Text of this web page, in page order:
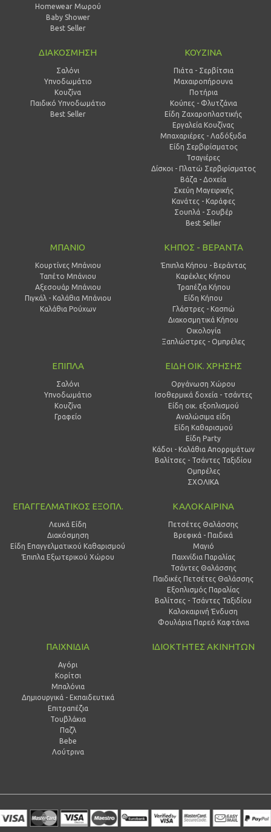
Homewear Μωρού
Baby Shower
Best Seller
ΔΙΑΚΟΣΜΗΣΗ
Σαλόνι
Υπνοδωμάτιο
Κουζίνα
Παιδικό Υπνοδωμάτιο
Best Seller
ΚΟΥΖΙΝΑ
Πιάτα - Σερβίτσια
Μαχαιροπήρουνα
Ποτήρια
Κούπες - Φλυτζάνια
Είδη Ζαχαροπλαστικής
Εργαλεία Κουζίνας
Μπαχαριέρες - Λαδόξυδα
Είδη Σερβιρίσματος
Τσαγιέρες
Δίσκοι - Πλατώ Σερβιρίσματος
Βάζα - Δοχεία
Σκεύη Μαγειρικής
Κανάτες - Καράφες
Σουπλά - Σουβέρ
Best Seller
ΜΠΑΝΙΟ
Κουρτίνες Μπάνιου
Ταπέτο Μπάνιου
Αξεσουάρ Μπάνιου
Πιγκάλ - Καλάθια Μπάνιου
Καλάθια Ρούχων
ΚΗΠΟΣ - ΒΕΡΑΝΤΑ
Έπιπλα Κήπου - Βεράντας
Καρέκλες Κήπου
Τραπέζια Κήπου
Είδη Κήπου
Γλάστρες - Κασπώ
Διακοσμητικά Κήπου
Οικολογία
Ξαπλώστρες - Ομπρέλες
ΕΠΙΠΛΑ
Σαλόνι
Υπνοδωμάτιο
Κουζίνα
Γραφείο
ΕΙΔΗ ΟΙΚ. ΧΡΗΣΗΣ
Οργάνωση Χώρου
Ισοθερμικά δοχεία - τσάντες
Είδη οικ. εξοπλισμού
Αναλώσιμα είδη
Είδη Καθαρισμού
Είδη Party
Κάδοι - Καλάθια Απορριμάτων
Βαλίτσες - Τσάντες Ταξιδίου
Ομπρέλες
ΣΧΟΛΙΚΑ
ΕΠΑΓΓΕΛΜΑΤΙΚΟΣ ΕΞΟΠΛ.
Λευκά Είδη
Διακόσμηση
Είδη Επαγγελματικού Καθαρισμού
Έπιπλα Εξωτερικού Χώρου
ΚΑΛΟΚΑΙΡΙΝΑ
Πετσέτες Θαλάσσης
Βρεφικά - Παιδικά
Μαγιό
Παιχνίδια Παραλίας
Τσάντες Θαλάσσης
Παιδικές Πετσέτες Θαλάσσης
Εξοπλισμός Παραλίας
Βαλίτσες - Τσάντες Ταξιδίου
Καλοκαιρινή Ένδυση
Φουλάρια Παρεό Καφτάνια
ΠΑΙΧΝΙΔΙΑ
Αγόρι
Κορίτσι
Μπαλόνια
Δημιουργικά - Εκπαιδευτικά
Επιτραπέζια
Τουβλάκια
Παζλ
Bebe
Λούτρινα
ΙΔΙΟΚΤΗΤΕΣ ΑΚΙΝΗΤΩΝ